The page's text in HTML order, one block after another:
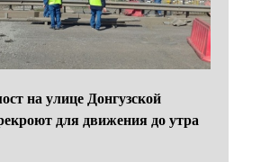
на улице Донгузской
для движения до утра